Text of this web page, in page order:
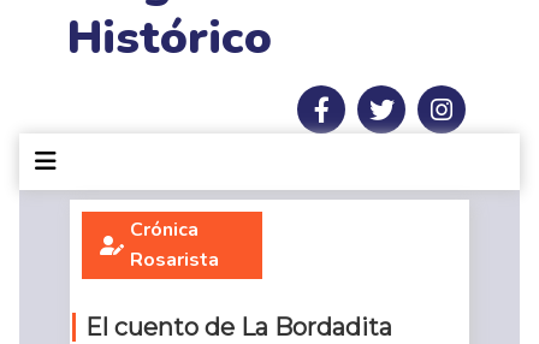
Histórico
Crónica
Rosarista
El cuento de La Bordadita